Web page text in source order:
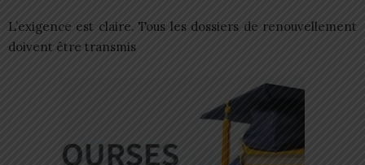
L’exigence est claire. Tous les dossiers de renouvellement
doivent être transmis